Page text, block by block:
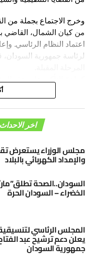
وخرج الاجتماع بجملة من
من كيان الشمال، القاضي
اعتماد النظام الرئاسي.
لرئاسة جمهورية السودان،
الوطنية بمدينة الخرطوم
وأكد المجلس الرئاسي، أن
التنسيقية الرامية إلى
السوداني، بما يفضي إلى
جديدة من الأمن والاستقرار
اخر الاحداث
مجلس الوزراء يستعرض
والإمداد الكهربائي بالبلاد
السودان..الصحة
الخضراء – السودان الحرة
المجلس الرئاسي
يعلن دعم ترشيح عبد
جمهورية السودان